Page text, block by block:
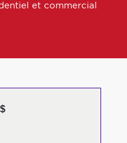
et commercial